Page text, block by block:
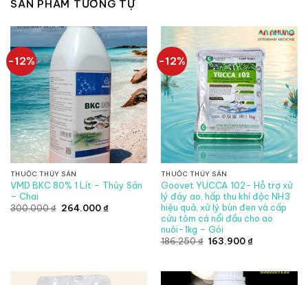
SẢN PHẨM TƯƠNG TỰ
-12%
THUỐC THỦY SẢN
VMD BKC 80% 1 Lít – Thủy Sản
– Chai
300.000₫ Giá
264.000₫Giá
-12%
THUỐC THỦY SẢN
Goovet YUCCA 102- Hỗ trợ xử
lý đáy ao, hấp thu khí độc NH3
hiệu quả, xử lý bùn đen và cấp
cứu tôm cá nổi đầu cho ao
nuôi-1kg – Gói
186.250₫ Giá
163.900₫Giá
163.900 ₫.